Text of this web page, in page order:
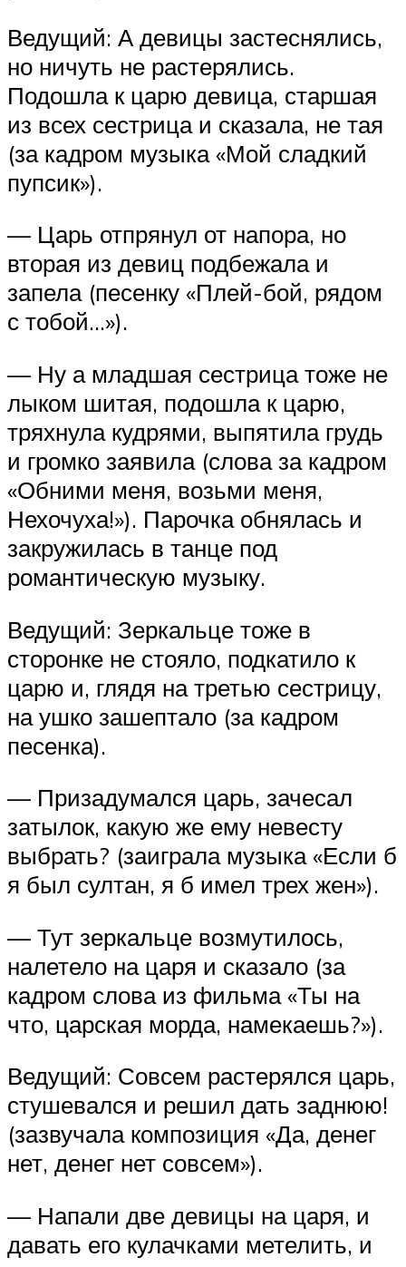
Ведущий: А девицы застеснялись,
но ничуть не растерялись.
Подошла к царю девица, старшая
из всех сестрица и сказала, не тая
(за кадром музыка «Мой сладкий
пупсик»).
— Царь отпрянул от напора, но
вторая из девиц подбежала и
запела (песенку «Плей-бой, рядом
с тобой…»).
— Ну а младшая сестрица тоже не
лыком шитая, подошла к царю,
тряхнула кудрями, выпятила грудь
и громко заявила (слова за кадром
«Обними меня, возьми меня,
Нехочуха!»). Парочка обнялась и
закружилась в танце под
романтическую музыку.
Ведущий: Зеркальце тоже в
сторонке не стояло, подкатило к
царю и, глядя на третью сестрицу,
на ушко зашептало (за кадром
песенка).
— Призадумался царь, зачесал
затылок, какую же ему невесту
выбрать? (заиграла музыка «Если б
я был султан, я б имел трех жен»).
— Тут зеркальце возмутилось,
налетело на царя и сказало (за
кадром слова из фильма «Ты на
что, царская морда, намекаешь?»).
Ведущий: Совсем растерялся царь,
стушевался и решил дать заднюю!
(зазвучала композиция «Да, денег
нет, денег нет совсем»).
— Напали две девицы на царя, и
давать его кулачками метелить, и